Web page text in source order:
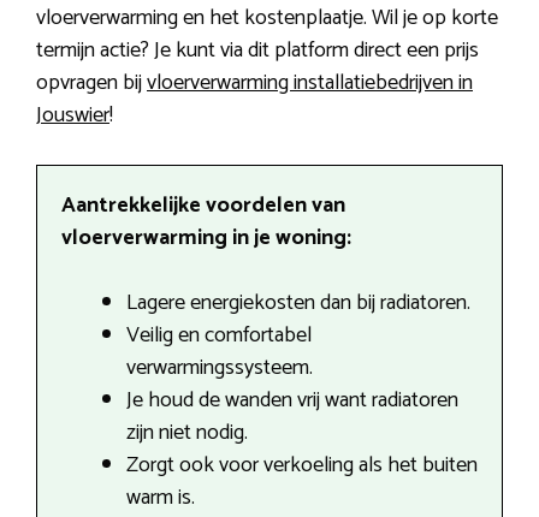
vloerverwarming en het kostenplaatje. Wil je op korte
termijn actie? Je kunt via dit platform direct een prijs
opvragen bijvloerverwarming installatiebedrijven in
Jouswier!
Aantrekkelijke voordelen van
vloerverwarming in je woning:
Lagere energiekosten dan bij radiatoren.
Veilig en comfortabel
verwarmingssysteem.
Je houd de wanden vrij want radiatoren
zijn niet nodig.
Zorgt ook voor verkoeling als het buiten
warm is.